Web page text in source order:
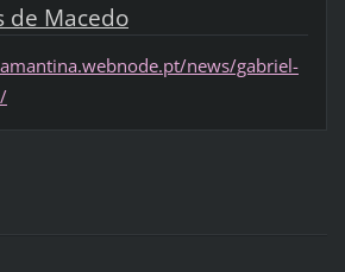
de Macedo
news/gabriel-